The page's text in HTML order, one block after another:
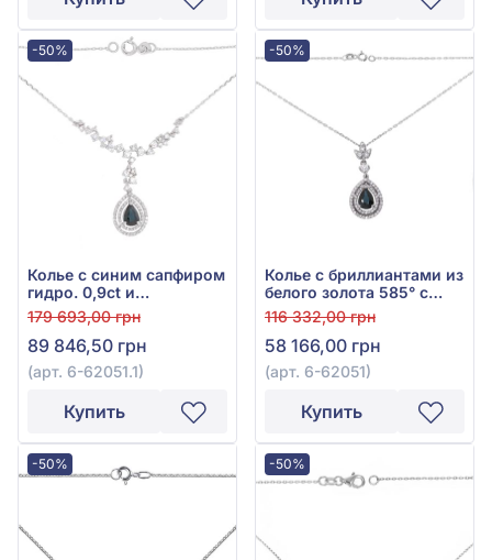
-50%
Колье с синим сапфиром
гидро. 0,9ct и
бриллиантами 0,66ct из
белого золота 585°, арт.
6-62051.1
179 693,00 грн
89 846,50 грн
(арт. 6-62051.1)
Купить
-50%
Колье с бриллиантами из
белого золота 585° с
синим сапфиром 0,71ct и
бриллиантом 0,26ct, арт.
6-62051
116 332,00 грн
58 166,00 грн
(арт. 6-62051)
Купить
-50% -50%